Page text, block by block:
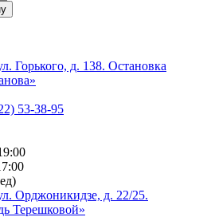
Горького, д. 138. Остановка
53-38-95
Орджоникидзе, д. 22/25.
Терешковой»